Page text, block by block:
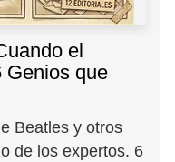
el
Genios que
Beatles y otros
de los expertos. 6